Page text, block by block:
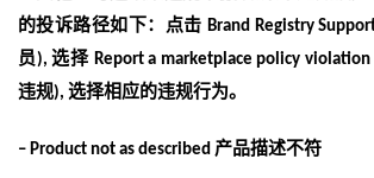
的投诉路径如下：
点击 Brand Registry
员 ),选择 Report a marketplace policy violation
违规), 选择相应的违规行为。
– Product not as described 产品描述不符